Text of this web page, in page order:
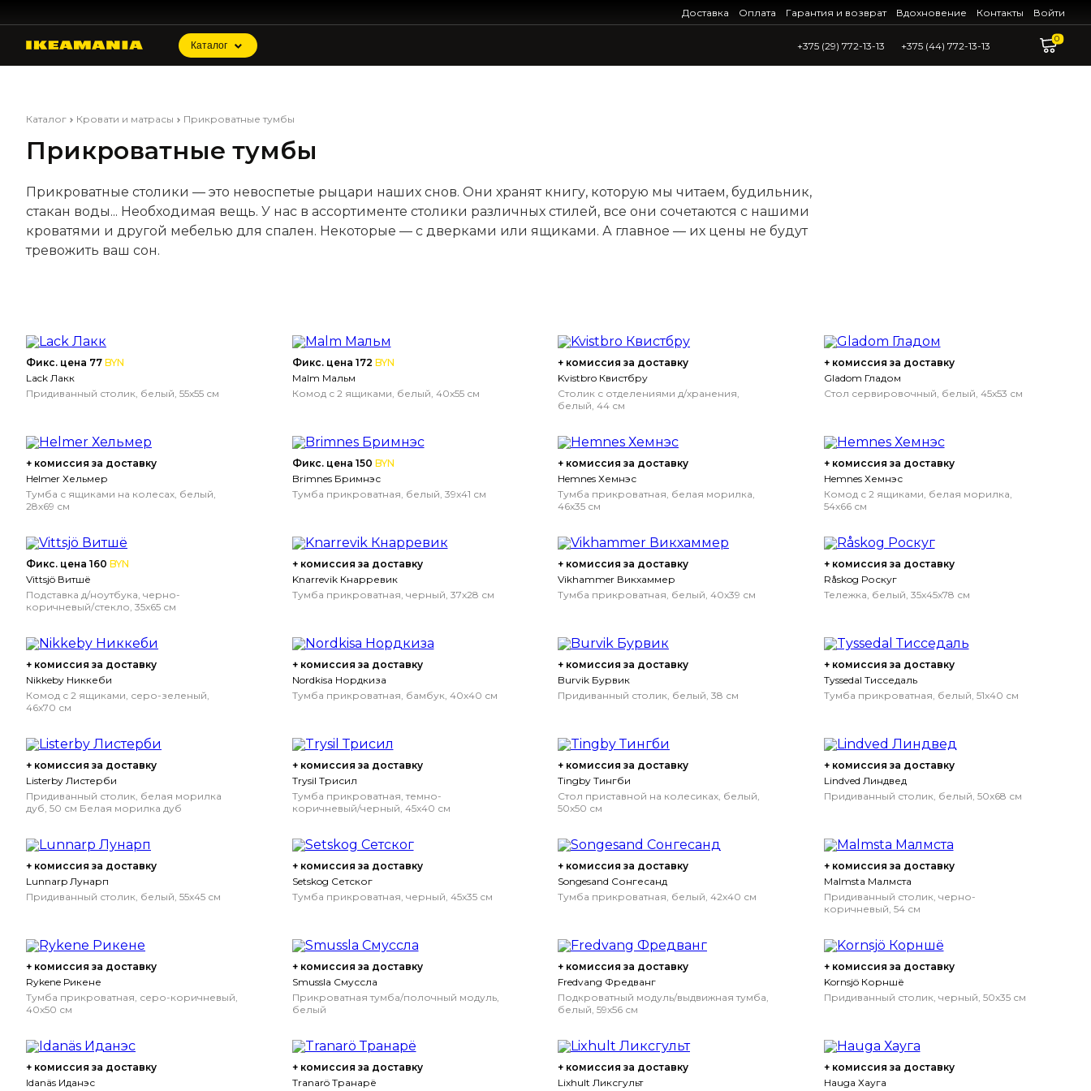
Доставка Оплата Гарантия и возврат Вдохновение Контакты Войти
Каталог +375 (29) 772-13-13 +375 (44) 772-13-13
0
Каталог Кровати и матрасы Прикроватные тумбы
Прикроватные тумбы
Прикроватные столики — это невоспетые рыцари наших снов. Они хранят книгу, которую мы читаем, будильник,
стакан воды... Необходимая вещь. У нас в ассортименте столики различных стилей, все они сочетаются с нашими
кроватями и другой мебелью для спален. Некоторые — с дверками или ящиками. А главное — их цены не будут
тревожить ваш сон.
Фикс. цена 77 BYN
Lack Лакк
Придиванный столик, белый, 55x55 см
Фикс. цена 172 BYN
Malm Мальм
Комод с 2 ящиками, белый, 40x55 см
+ комиссия за доставку
Kvistbro Квистбру
Столик с отделениями д/хранения,
белый, 44 см
+ комиссия за доставку
Gladom Гладом
Стол сервировочный, белый, 45x53 см
+ комиссия за доставку
Helmer Хельмер
Тумба с ящиками на колесах, белый,
28x69 см
Фикс. цена 150 BYN
Brimnes Бримнэс
Тумба прикроватная, белый, 39x41 см
+ комиссия за доставку
Hemnes Хемнэс
Тумба прикроватная, белая морилка,
46x35 см
+ комиссия за доставку
Hemnes Хемнэс
Комод с 2 ящиками, белая морилка,
54x66 см
Фикс. цена 160 BYN
Vittsjö Витшё
Подставка д/ноутбука, черно-
коричневый/стекло, 35x65 см
+ комиссия за доставку
Knarrevik Кнарревик
Тумба прикроватная, черный, 37x28 см
+ комиссия за доставку
Vikhammer Викхаммер
Тумба прикроватная, белый, 40x39 см
+ комиссия за доставку
Råskog Роскуг
Тележка, белый, 35x45x78 см
+ комиссия за доставку
Nikkeby Никкеби
Комод с 2 ящиками, серо-зеленый,
46x70 см
+ комиссия за доставку
Nordkisa Нордкиза
Тумба прикроватная, бамбук, 40x40 см
+ комиссия за доставку
Burvik Бурвик
Придиванный столик, белый, 38 см
+ комиссия за доставку
Tyssedal Тисседаль
Тумба прикроватная, белый, 51x40 см
+ комиссия за доставку
Listerby Листерби
Придиванный столик, белая морилка
дуб, 50 см Белая морилка дуб
+ комиссия за доставку
Trysil Трисил
Тумба прикроватная, темно-
коричневый/черный, 45x40 см
+ комиссия за доставку
Tingby Тингби
Стол приставной на колесиках, белый,
50x50 см
+ комиссия за доставку
Lindved Линдвед
Придиванный столик, белый, 50x68 см
+ комиссия за доставку
Lunnarp Лунарп
Придиванный столик, белый, 55x45 см
+ комиссия за доставку
Setskog Сетског
Тумба прикроватная, черный, 45x35 см
+ комиссия за доставку
Songesand Сонгесанд
Тумба прикроватная, белый, 42x40 см
+ комиссия за доставку
Malmsta Малмста
Придиванный столик, черно-
коричневый, 54 см
+ комиссия за доставку
Rykene Рикене
Тумба прикроватная, серо-коричневый,
40x50 см
+ комиссия за доставку
Smussla Смуссла
Прикроватная тумба/полочный модуль,
белый
+ комиссия за доставку
Fredvang Фредванг
Подкроватный модуль/выдвижная тумба,
белый, 59x56 см
+ комиссия за доставку
Kornsjö Корншё
Придиванный столик, черный, 50x35 см
+ комиссия за доставку
Idanäs Иданэс
+ комиссия за доставку
Tranarö Транарё
+ комиссия за доставку
Lixhult Ликсгульт
+ комиссия за доставку
Hauga Хауга